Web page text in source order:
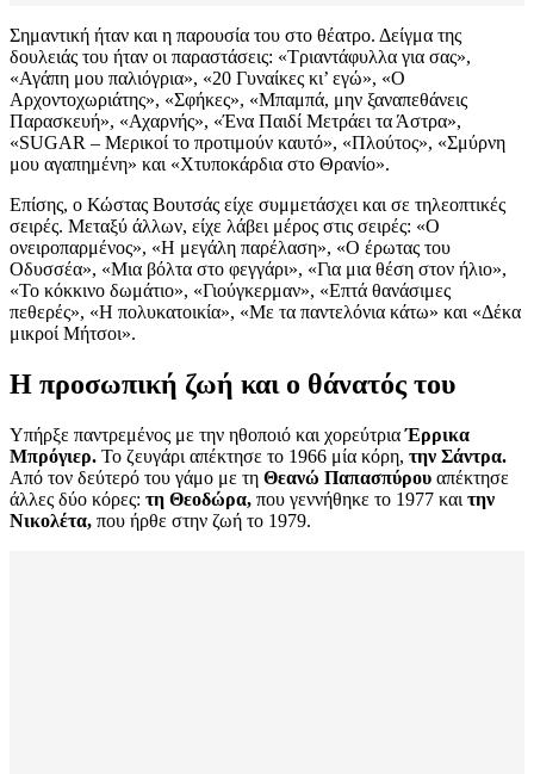
Σημαντική ήταν και η παρουσία του στο θέατρο. Δείγμα της
δουλειάς του ήταν οι παραστάσεις: «Τριαντάφυλλα για σας»,
«Αγάπη μου παλιόγρια», «20 Γυναίκες κι’ εγώ», «Ο
Αρχοντοχωριάτης», «Σφήκες», «Μπαμπά, μην ξαναπεθάνεις
Παρασκευή», «Αχαρνής», «Ένα Παιδί Μετράει τα Άστρα»,
«SUGAR – Μερικοί το προτιμούν καυτό», «Πλούτος», «Σμύρνη
μου αγαπημένη» και «Χτυποκάρδια στο Θρανίο».
Επίσης, ο Κώστας Βουτσάς είχε συμμετάσχει και σε τηλεοπτικές
σειρές. Μεταξύ άλλων, είχε λάβει μέρος στις σειρές: «Ο
ονειροπαρμένος», «Η μεγάλη παρέλαση», «Ο έρωτας του
Οδυσσέα», «Μια βόλτα στο φεγγάρι», «Για μια θέση στον ήλιο»,
«Το κόκκινο δωμάτιο», «Γιούγκερμαν», «Επτά θανάσιμες
πεθερές», «Η πολυκατοικία», «Με τα παντελόνια κάτω» και «Δέκα
μικροί Μήτσοι».
Η προσωπική ζωή και ο θάνατός του
Υπήρξε παντρεμένος με την ηθοποιό και χορεύτριαΈρρικα
Μπρόγιερ. Το ζευγάρι απέκτησε το 1966 μία κόρη, την Σάντρα.
Από τον δεύτερό του γάμο με τη Θεανώ Παπασπύρου απέκτησε
άλλες δύο κόρες: τη Θεοδώρα, που γεννήθηκε το 1977 και την
Νικολέτα, που ήρθε στην ζωή το 1979.